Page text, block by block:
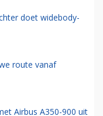
doet widebody-
route vanaf
Airbus A350-900 uit